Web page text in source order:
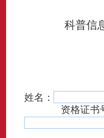
科普信
姓名：
资格证书